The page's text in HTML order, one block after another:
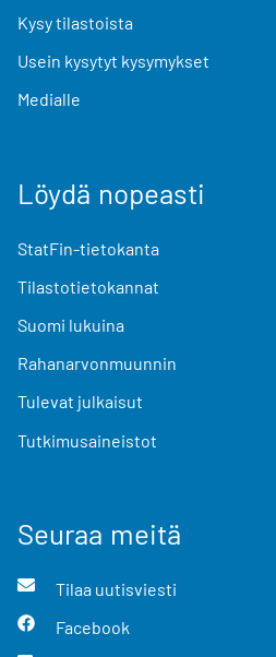
Kysy tilastoista
Usein kysytyt kysymykset
Medialle
Löydä nopeasti
StatFin-tietokanta
Tilastotietokannat
Suomi lukuina
Rahanarvonmuunnin
Tulevat julkaisut
Tutkimusaineistot
Seuraa meitä
Tilaa uutisviesti
Facebook